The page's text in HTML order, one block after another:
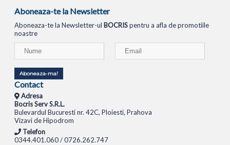
Aboneaza-te la Newsletter
Aboneaza-te la Newsletter-ul BOCRISpentru a afla de promotiile
noastre
Aboneaza-ma!
Contact
Adresa
Bocris Serv S.R.L.
Bulevardul Bucuresti nr. 42C, Ploiesti, Prahova
Vizavi de Hipodrom
Telefon
0344.401.060 / 0726.262.747